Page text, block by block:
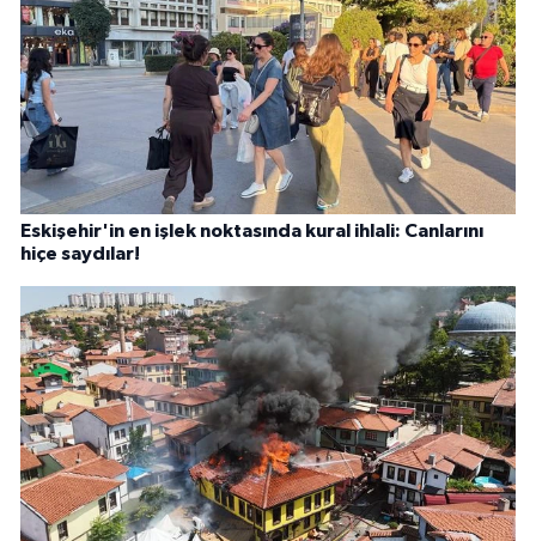
Eskişehir'in en işlek noktasında kural ihlali: Canlarını
hiçe saydılar!